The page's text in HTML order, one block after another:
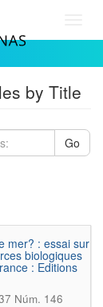
by Title
Go
mer? : essai sur
biologiques
: Editions
Núm. 146